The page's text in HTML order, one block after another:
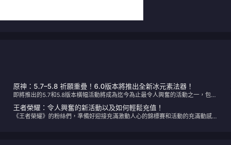
原神：5.7–5.8 祈願重疊！6.0版本將推出全新冰元素法器！
即將推出的5.7和5.8版本橫幅活動將成為迄今為止最令人興奮的活動之一，包含
新角色與備受期待的重播。以下是即將登場內容的詳細介紹：
王者榮耀：令人興奮的新活動以及如何輕鬆充值！
《王者榮耀》的粉絲們，準備好迎接充滿激動人心的錦標賽和活動的充滿動感的